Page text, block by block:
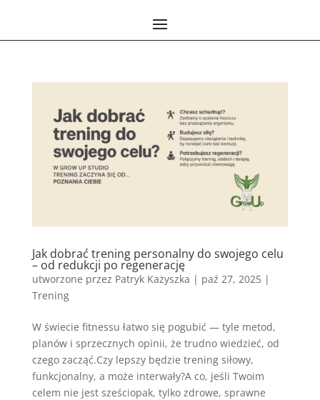
Jak dobrać trening personalny do swojego celu
– od redukcji po regenerację
utworzone przez Patryk Każyszka | paź 27, 2025|
Trening
W świecie fitnessu łatwo się pogubić — tyle metod,
planów i sprzecznych opinii, że trudno wiedzieć, od
czego zacząć.Czy lepszy będzie trening siłowy,
funkcjonalny, a może interwały?A co, jeśli Twoim
celem nie jest sześciopak, tylko zdrowe, sprawne